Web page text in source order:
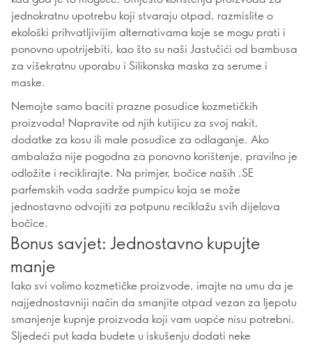
jednokratnu upotrebu koji stvaraju otpad, razmislite o
ekološki prihvatljivijim alternativama koje se mogu prati i
ponovno upotrijebiti, kao što su naši Jastučići od bambusa
za višekratnu uporabu i Silikonska maska za serume i
maske.
Nemojte samo baciti prazne posudice kozmetičkih
proizvoda! Napravite od njih kutijicu za svoj nakit,
dodatke za kosu ili male posudice za odlaganje. Ako
ambalaža nije pogodna za ponovno korištenje, pravilno je
odložite i reciklirajte. Na primjer, bočice naših .SE
parfemskih voda sadrže pumpicu koja se može
jednostavno odvojiti za potpunu reciklažu svih dijelova
bočice.
Bonus savjet: Jednostavno kupujte
manje
Iako svi volimo kozmetičke proizvode, imajte na umu da je
najjednostavniji način da smanjite otpad vezan za ljepotu
smanjenje kupnje proizvoda koji vam uopće nisu potrebni.
Sljedeći put kada budete u iskušenju dodati neke